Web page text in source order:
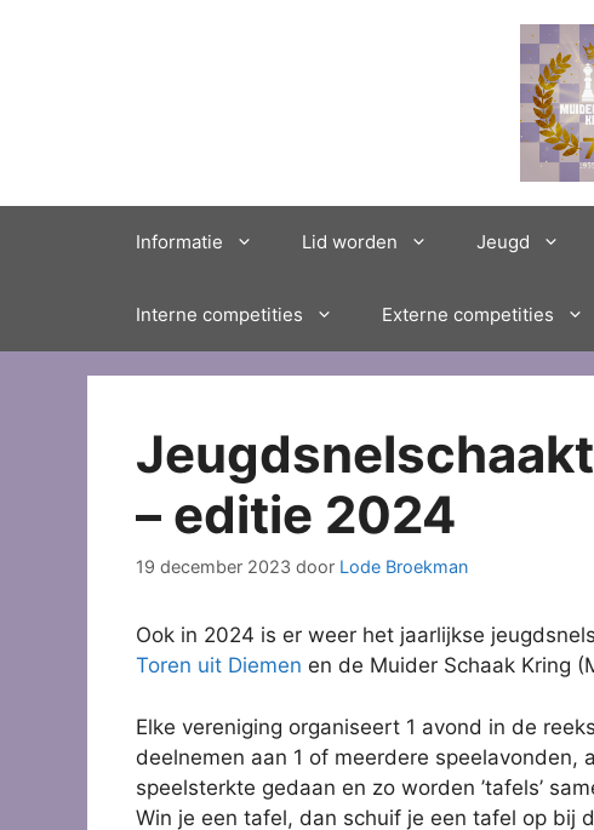
Informatie Lid worden Jeugd
Interne competities Externe competities
– editie 2024
19 december 2023 door Lode Broekman
Ook in 2024 is er weer het jaarlijkse
Toren uit Diemen en de Muider Schaak Kring
Elke vereniging organiseert 1 avond in de
deelnemen aan 1 of meerdere
speelsterkte gedaan en zo worden ’tafels’
Win je een tafel, dan schuif je een tafel op bij